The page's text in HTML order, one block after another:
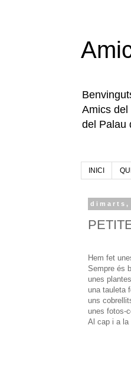
Amics
del Palau
INICI
dimarts,
Hem fet
Sempre és
unes
una tauleta
uns
unes fotos-
Al cap i a la